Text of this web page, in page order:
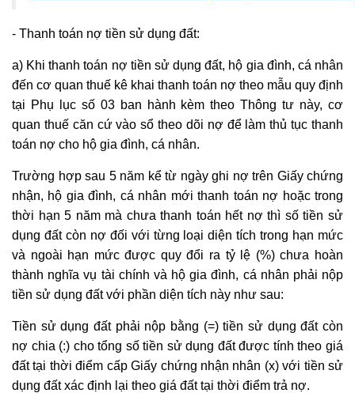
- Thanh toán nợ tiền sử dụng đất:
a) Khi thanh toán nợ tiền sử dụng đất, hộ gia đình, cá nhân
đến cơ quan thuế kê khai thanh toán nợ theo mẫu quy định
tại Phụ lục số 03 ban hành kèm theo Thông tư này, cơ
quan thuế căn cứ vào sổ theo dõi nợ để làm thủ tục thanh
toán nợ cho hộ gia đình, cá nhân.
Trường hợp sau 5 năm kể từ ngày ghi nợ trên Giấy chứng
nhận, hộ gia đình, cá nhân mới thanh toán nợ hoặc trong
thời hạn 5 năm mà chưa thanh toán hết nợ thì số tiền sử
dụng đất còn nợ đối với từng loại diện tích trong hạn mức
và ngoài hạn mức được quy đổi ra tỷ lệ (%) chưa hoàn
thành nghĩa vụ tài chính và hộ gia đình, cá nhân phải nộp
tiền sử dụng đất với phần diện tích này như sau:
Tiền sử dụng đất phải nộp bằng (=) tiền sử dụng đất còn
nợ chia (:) cho tổng số tiền sử dụng đất được tính theo giá
đất tại thời điểm cấp Giấy chứng nhận nhân (x) với tiền sử
dụng đất xác định lại theo giá đất tại thời điểm trả nợ.